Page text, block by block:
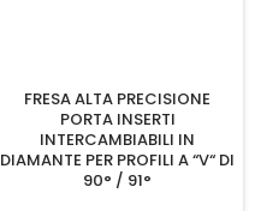
FRESA ALTA PRECISIONE
PORTA INSERTI
INTERCAMBIABILI IN
DIAMANTE PER PROFILI A “V“ DI
90° / 91°